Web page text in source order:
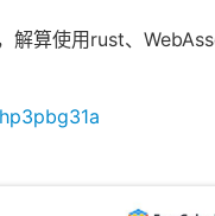
解算使用rust、